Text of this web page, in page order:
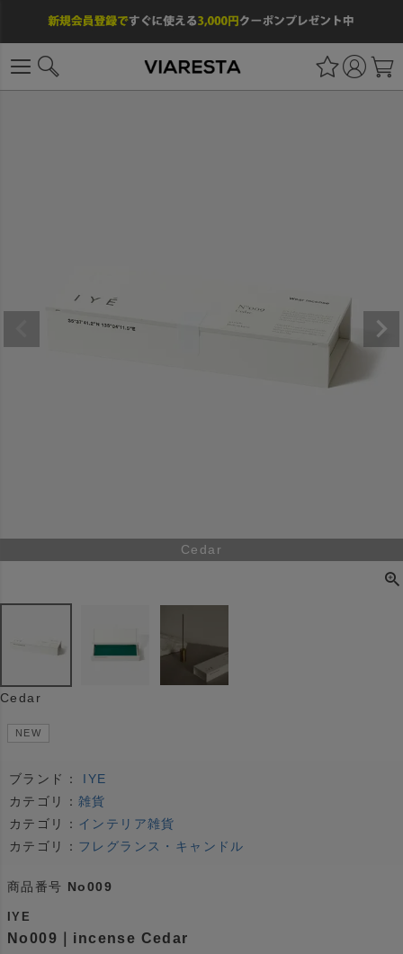
Cedar
Cedar
NEW
ブランド：
IYE
カテゴリ： 雑貨
カテゴリ： インテリア雑貨
カテゴリ： フレグランス・キャンドル
商品番号 No009
IYE
No009｜incense Cedar